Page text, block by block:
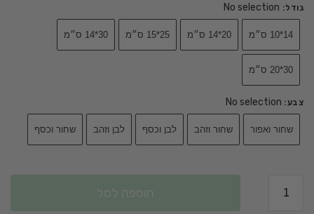
גודל:
No selection
14*10 ס״מ 20*14 ס״מ 25*15 ס״מ 30*14 ס״מ
30*20 ס״מ
צבע:
No selection
שחור ואפור שחור וזהב לבן וכסף לבן וזהב שחור וכסף
הוספה לסל